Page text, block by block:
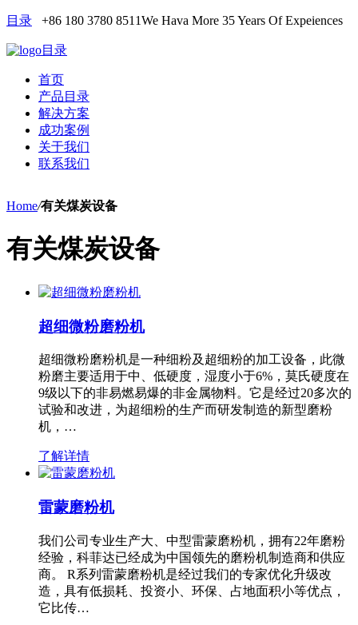
目录 +86 180 3780 8511We Hava More 35 Years Of Expeiences
目录
首页
产品目录
解决方案
成功案例
关于我们
联系我们
Home/有关煤炭设备
有关煤炭设备
超细微粉磨粉机
超细微粉磨粉机是一种细粉及超细粉的加工设备，此微
粉磨主要适用于中、低硬度，湿度小于6%，莫氏硬度在
9级以下的非易燃易爆的非金属物料。它是经过20多次的
试验和改进，为超细粉的生产而研发制造的新型磨粉
机，…
了解详情
雷蒙磨粉机
我们公司专业生产大、中型雷蒙磨粉机，拥有22年磨粉
经验，科菲达已经成为中国领先的磨粉机制造商和供应
商。 R系列雷蒙磨粉机是经过我们的专家优化升级改
造，具有低损耗、投资小、环保、占地面积小等优点，
它比传…